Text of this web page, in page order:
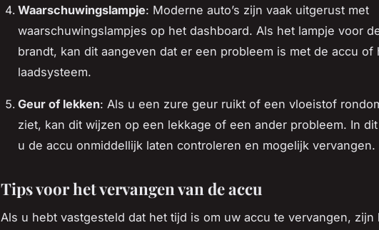
Waarschuwingslampje: Moderne auto’s zijn vaak uitgerust met
waarschuwingslampjes op het dashboard. Als het lampje voor
brandt, kan dit aangeven dat er een probleem is met de accu of
laadsysteem.
Geur of lekken: Als u een zure geur ruikt of een vloeistof
ziet, kan dit wijzen op een lekkage of een ander probleem. In
u de accu onmiddellijk laten controleren en mogelijk vervangen.
Tips voor het vervangen van de accu
Als u hebt vastgesteld dat het tijd is om uw accu te vervangen, zijn